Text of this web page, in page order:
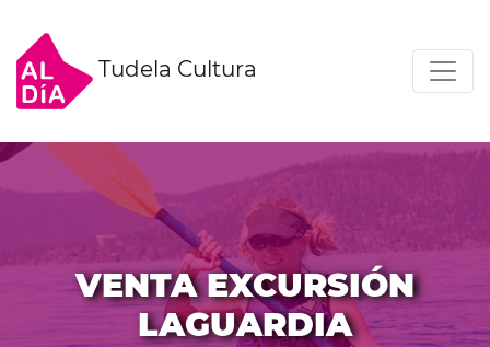
Tudela Cultura
VENTA EXCURSIÓN
LAGUARDIA